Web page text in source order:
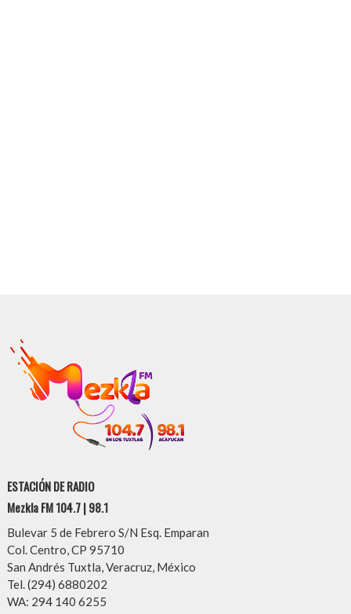
ESTACIÓN DE RADIO
Mezkla FM 104.7 | 98.1
Bulevar 5 de Febrero S/N Esq. Emparan
Col. Centro, CP 95710
San Andrés Tuxtla, Veracruz, México
Tel. (294) 6880202
WA: 294 140 6255